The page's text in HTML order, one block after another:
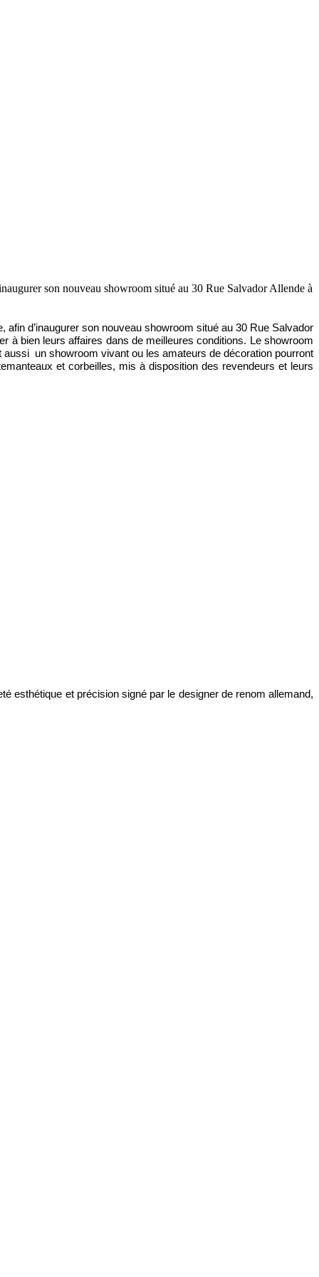
son nouveau showroom situé au 30 Rue Salvador Allende à
d’inaugurer son nouveau showroom situé au 30 Rue Salvador
à bien leurs affaires dans de meilleures conditions. Le showroom
aussi un showroom vivant ou les amateurs de décoration pourront
et corbeilles, mis à disposition des revendeurs et leurs
esthétique et précision signé par le designer de renom allemand,